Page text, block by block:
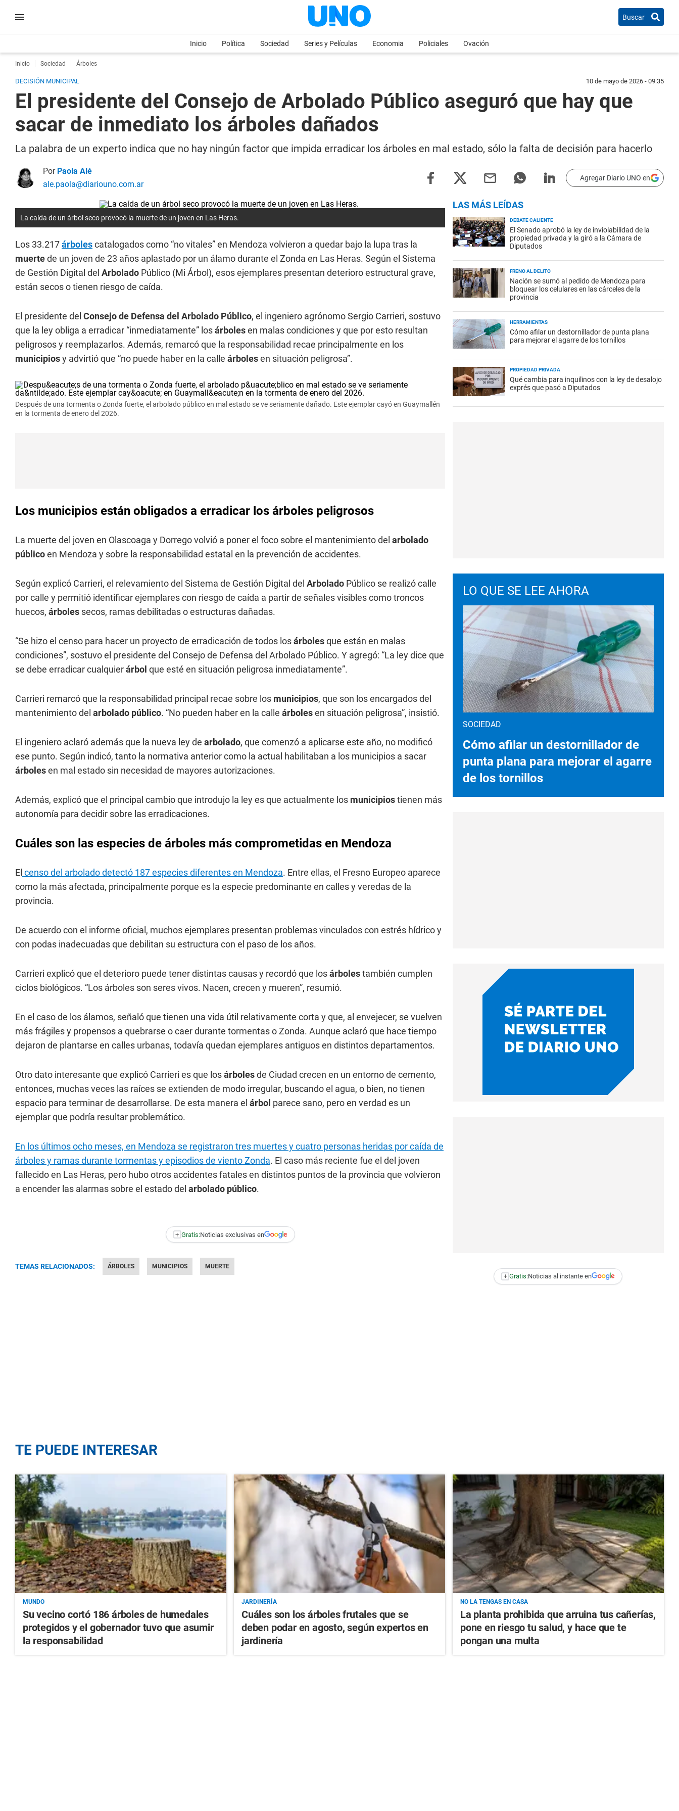
Buscar
Inicio Política Sociedad Series y Películas Economia Policiales Ovación
Inicio Sociedad Árboles
DECISIÓN MUNICIPAL 10 de mayo de 2026 - 09:35
El presidente del Consejo de Arbolado Público aseguró que hay que
sacar de inmediato los árboles dañados
La palabra de un experto indica que no hay ningún factor que impida erradicar los árboles en mal estado, sólo la falta de decisión para hacerlo
Por Paola Alé
ale.paola@diariouno.com.ar
Agregar Diario UNO en
La caída de un árbol seco provocó la muerte de un joven en Las Heras.
Los 33.217árbolescatalogados como “no vitales” en Mendoza volvieron a quedar bajo la lupa tras la
muertede un joven de 23 años aplastado por un álamo durante el Zonda en Las Heras. Según el Sistema
de Gestión Digital del Arbolado Público (Mi Árbol), esos ejemplares presentan deterioro estructural grave,
están secos o tienen riesgo de caída.
El presidente del Consejo de Defensa del Arbolado Público, el ingeniero agrónomo Sergio Carrieri, sostuvo
que la ley obliga a erradicar “inmediatamente” losárbolesen malas condiciones y que por esto resultan
peligrosos y reemplazarlos. Además, remarcó que la responsabilidad recae principalmente en los
municipiosy advirtió que “no puede haber en la calle árbolesen situación peligrosa”.
Después de una tormenta o Zonda fuerte, el arbolado público en mal estado se ve seriamente dañado. Este ejemplar cayó en Guaymallén
en la tormenta de enero del 2026.
Los municipios están obligados a erradicar los árboles peligrosos
La muerte del joven en Olascoaga y Dorrego volvió a poner el foco sobre el mantenimiento del arbolado
públicoen Mendoza y sobre la responsabilidad estatal en la prevención de accidentes.
Según explicó Carrieri, el relevamiento del Sistema de Gestión Digital del Arbolado Público se realizó calle
por calle y permitió identificar ejemplares con riesgo de caída a partir de señales visibles como troncos
huecos, árboles secos, ramas debilitadas o estructuras dañadas.
“Se hizo el censo para hacer un proyecto de erradicación de todos losárbolesque están en malas
condiciones”, sostuvo el presidente del Consejo de Defensa del Arbolado Público. Y agregó: “La ley dice que
se debe erradicar cualquierárbol que esté en situación peligrosa inmediatamente”.
Carrieri remarcó que la responsabilidad principal recae sobre los municipios, que son los encargados del
mantenimiento del arbolado público. “No pueden haber en la calle árbolesen situación peligrosa”, insistió.
El ingeniero aclaró además que la nueva ley de arbolado, que comenzó a aplicarse este año, no modificó
ese punto. Según indicó, tanto la normativa anterior como la actual habilitaban a los municipios a sacar
árbolesen mal estado sin necesidad de mayores autorizaciones.
Además, explicó que el principal cambio que introdujo la ley es que actualmente los municipiostienen más
autonomía para decidir sobre las erradicaciones.
Cuáles son las especies de árboles más comprometidas en Mendoza
El censo del arbolado detectó 187 especies diferentes en Mendoza. Entre ellas, el Fresno Europeo aparece
como la más afectada, principalmente porque es la especie predominante en calles y veredas de la
provincia.
De acuerdo con el informe oficial, muchos ejemplares presentan problemas vinculados con estrés hídrico y
con podas inadecuadas que debilitan su estructura con el paso de los años.
Carrieri explicó que el deterioro puede tener distintas causas y recordó que losárbolestambién cumplen
ciclos biológicos. “Los árboles son seres vivos. Nacen, crecen y mueren”, resumió.
En el caso de los álamos, señaló que tienen una vida útil relativamente corta y que, al envejecer, se vuelven
más frágiles y propensos a quebrarse o caer durante tormentas o Zonda. Aunque aclaró que hace tiempo
dejaron de plantarse en calles urbanas, todavía quedan ejemplares antiguos en distintos departamentos.
Otro dato interesante que explicó Carrieri es que losárbolesde Ciudad crecen en un entorno de cemento,
entonces, muchas veces las raíces se extienden de modo irregular, buscando el agua, o bien, no tienen
espacio para terminar de desarrollarse. De esta manera el árbol parece sano, pero en verdad es un
ejemplar que podría resultar problemático.
En los últimos ocho meses, en Mendoza se registraron tres muertes y cuatro personas heridas por caída de
árboles y ramas durante tormentas y episodios de viento Zonda. El caso más reciente fue el del joven
fallecido en Las Heras, pero hubo otros accidentes fatales en distintos puntos de la provincia que volvieron
a encender las alarmas sobre el estado del arbolado público.
+ Gratis:Noticias exclusivas en
TEMAS RELACIONADOS: ÁRBOLES MUNICIPIOS MUERTE
LAS MÁS LEÍDAS
DEBATE CALIENTE
El Senado aprobó la ley de inviolabilidad de la
propiedad privada y la giró a la Cámara de
Diputados
FRENO AL DELITO
Nación se sumó al pedido de Mendoza para
bloquear los celulares en las cárceles de la
provincia
HERRAMIENTAS
Cómo afilar un destornillador de punta plana
para mejorar el agarre de los tornillos
PROPIEDAD PRIVADA
Qué cambia para inquilinos con la ley de desalojo
exprés que pasó a Diputados
LO QUE SE LEE AHORA
SOCIEDAD
Cómo afilar un destornillador de
punta plana para mejorar el agarre
de los tornillos
+ Gratis:Noticias al instante en
TE PUEDE INTERESAR
MUNDO
Su vecino cortó 186 árboles de humedales
protegidos y el gobernador tuvo que asumir
la responsabilidad
JARDINERÍA
Cuáles son los árboles frutales que se
deben podar en agosto, según expertos en
jardinería
NO LA TENGAS EN CASA
La planta prohibida que arruina tus cañerías,
pone en riesgo tu salud, y hace que te
pongan una multa